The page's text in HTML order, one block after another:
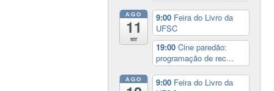
AGO
11
ter
9:00 Feira do Livro da
UFSC
19:00Cine paredão:
programação de rec...
AGO 9:00 Feira do Livro da